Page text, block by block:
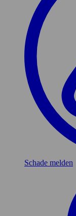
Schade melden